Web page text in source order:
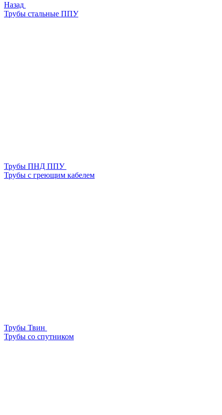
Назад
Трубы стальные ППУ
Трубы ПНД ППУ
Трубы с греющим кабелем
Трубы Твин
Трубы со спутником